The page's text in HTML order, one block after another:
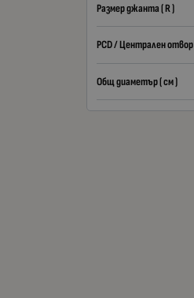
Размер джанта ( R )
PCD / Централен отвор
Общ диаметър ( см )